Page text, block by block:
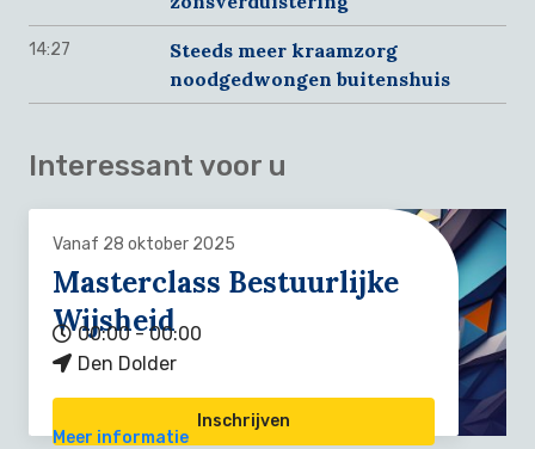
14:27
Steeds meer kraamzorg
noodgedwongen buitenshuis
Interessant voor u
Vanaf 28 oktober 2025
Masterclass Bestuurlijke
Wijsheid
00:00 - 00:00
Den Dolder
Inschrijven
Meer informatie